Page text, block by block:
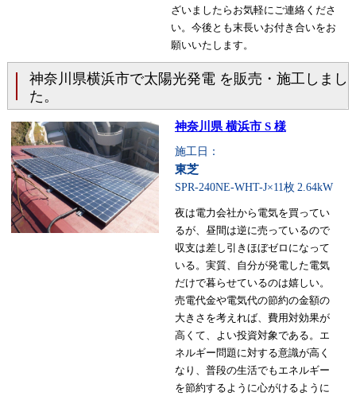
ざいましたらお気軽にご連絡くださ
い。今後とも末長いお付き合いをお
願いいたします。
神奈川県横浜市で太陽光発電 を販売・施工しまし
た。
神奈川県 横浜市 S 様
施工日：
東芝
SPR-240NE-WHT-J×11枚 2.64kW
夜は電力会社から電気を買ってい
るが、昼間は逆に売っているので
収支は差し引きほぼゼロになって
いる。実質、自分が発電した電気
だけで暮らせているのは嬉しい。
売電代金や電気代の節約の金額の
大きさを考えれば、費用対効果が
高くて、よい投資対象である。エ
ネルギー問題に対する意識が高く
なり、普段の生活でもエネルギー
を節約するように心がけるように